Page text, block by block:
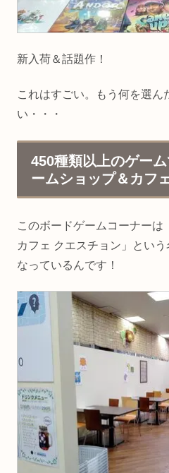
新入荷＆話題作！
これはすごい。もう何を選ん
い・・・
450種類以上のゲー
ームショップ＆カフ
このボードゲームコーナーは
カフェ クエスチョン」とい
なっているんです！